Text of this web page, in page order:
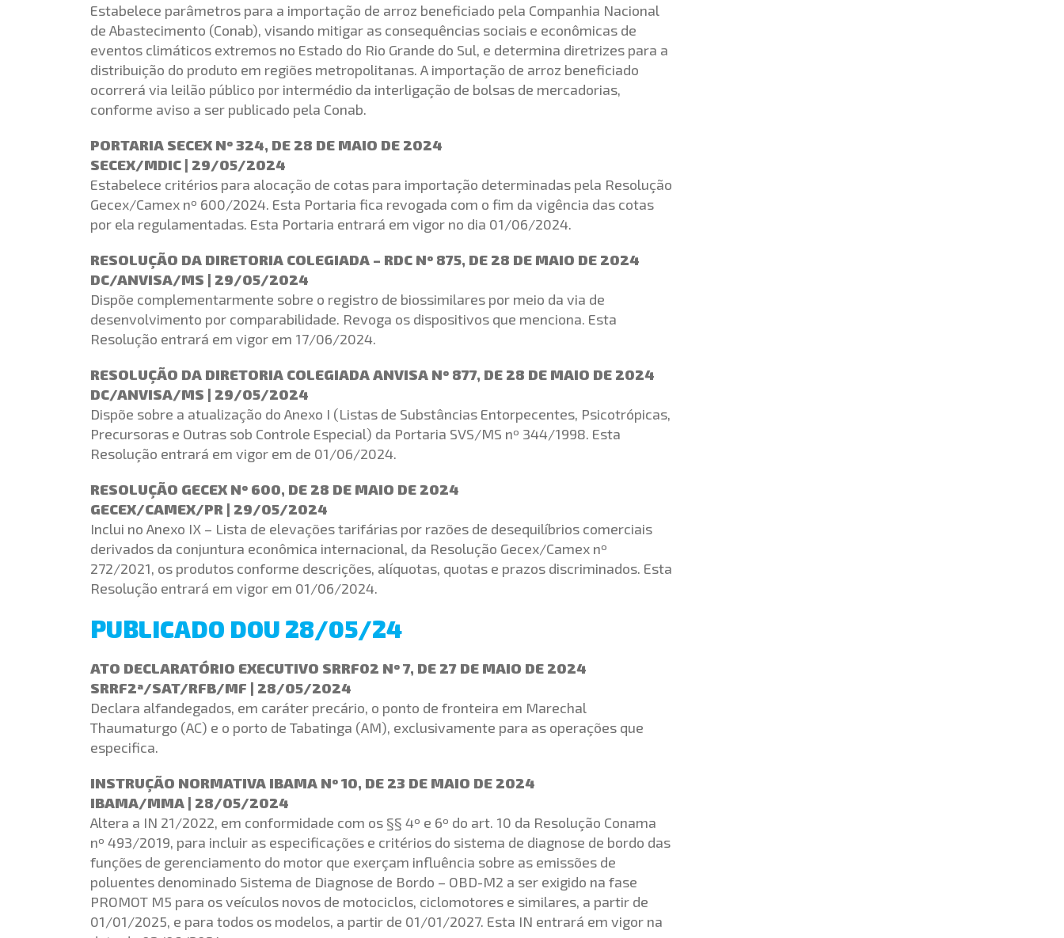
Estabelece parâmetros para a importação de arroz beneficiado pela Companhia Nacional
de Abastecimento (Conab), visando mitigar as consequências sociais e econômicas de
eventos climáticos extremos no Estado do Rio Grande do Sul, e determina diretrizes para a
distribuição do produto em regiões metropolitanas. A importação de arroz beneficiado
ocorrerá via leilão público por intermédio da interligação de bolsas de mercadorias,
conforme aviso a ser publicado pela Conab.
PORTARIA SECEX Nº 324, DE 28 DE MAIO DE 2024
SECEX/MDIC | 29/05/2024
Estabelece critérios para alocação de cotas para importação determinadas pela Resolução
Gecex/Camex nº 600/2024. Esta Portaria fica revogada com o fim da vigência das cotas
por ela regulamentadas. Esta Portaria entrará em vigor no dia 01/06/2024.
RESOLUÇÃO DA DIRETORIA COLEGIADA – RDC Nº 875, DE 28 DE MAIO DE 2024
DC/ANVISA/MS | 29/05/2024
Dispõe complementarmente sobre o registro de biossimilares por meio da via de
desenvolvimento por comparabilidade. Revoga os dispositivos que menciona. Esta
Resolução entrará em vigor em 17/06/2024.
RESOLUÇÃO DA DIRETORIA COLEGIADA ANVISA Nº 877, DE 28 DE MAIO DE 2024
DC/ANVISA/MS | 29/05/2024
Dispõe sobre a atualização do Anexo I (Listas de Substâncias Entorpecentes, Psicotrópicas,
Precursoras e Outras sob Controle Especial) da Portaria SVS/MS nº 344/1998. Esta
Resolução entrará em vigor em de 01/06/2024.
RESOLUÇÃO GECEX Nº 600, DE 28 DE MAIO DE 2024
GECEX/CAMEX/PR | 29/05/2024
Inclui no Anexo IX – Lista de elevações tarifárias por razões de desequilíbrios comerciais
derivados da conjuntura econômica internacional, da Resolução Gecex/Camex nº
272/2021, os produtos conforme descrições, alíquotas, quotas e prazos discriminados. Esta
Resolução entrará em vigor em 01/06/2024.
PUBLICADO DOU 28/05/24
ATO DECLARATÓRIO EXECUTIVO SRRF02 Nº 7, DE 27 DE MAIO DE 2024
SRRF2ª/SAT/RFB/MF | 28/05/2024
Declara alfandegados, em caráter precário, o ponto de fronteira em Marechal
Thaumaturgo (AC) e o porto de Tabatinga (AM), exclusivamente para as operações que
especifica.
INSTRUÇÃO NORMATIVA IBAMA Nº 10, DE 23 DE MAIO DE 2024
IBAMA/MMA | 28/05/2024
Altera a IN 21/2022, em conformidade com os §§ 4º e 6º do art. 10 da Resolução Conama
nº 493/2019, para incluir as especificações e critérios do sistema de diagnose de bordo das
funções de gerenciamento do motor que exerçam influência sobre as emissões de
poluentes denominado Sistema de Diagnose de Bordo – OBD-M2 a ser exigido na fase
PROMOT M5 para os veículos novos de motociclos, ciclomotores e similares, a partir de
01/01/2025, e para todos os modelos, a partir de 01/01/2027. Esta IN entrará em vigor na